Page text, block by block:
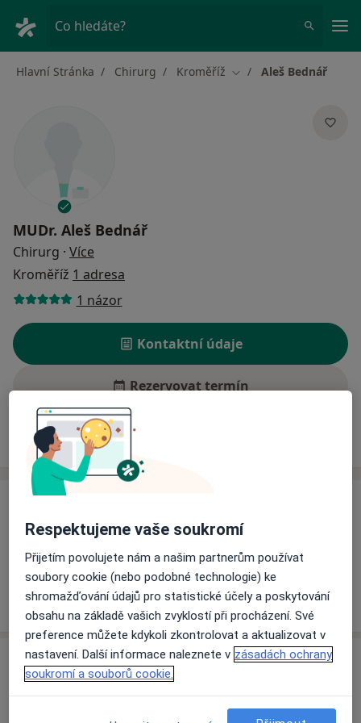
Co hledáte?
Hlavní Stránka Chirurg Kroměříž Změna města
Aleš Bednář
MUDr. Aleš Bednář
Chirurg · Více
Kroměříž 1 adresa
1 názor
Kontaktní údaje
Rezervovat termín
Ceník Adresy
Informace o službách a cenách nejsou k dispozici
Tento specialista ještě nepřidával žádné informace o
svých službách.
Adresa
náměstí Míru 3287/13, Kroměříž 767 01
Respektujeme vaše soukromí
Přijetím povolujete nám a našim partnerům používat
soubory cookie (nebo podobné technologie) ke
shromažďování údajů pro statistické účely a poskytování
obsahu na základě vašich zvyklostí při procházení. Své
preference můžete kdykoli zkontrolovat a aktualizovat v
nastavení. Další informace naleznete v zásadách ochrany
soukromí a souborů cookie.